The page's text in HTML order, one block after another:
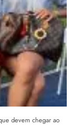
devem chegar ao